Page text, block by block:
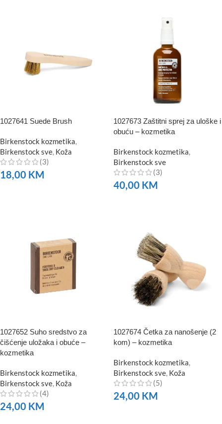
1027641 Suede Brush
Birkenstock kozmetika
Birkenstock sve Koža
(3)
18,00 KM
1027673 Zaštitni sprej za uloške i
obuću – kozmetika
Birkenstock kozmetika
Birkenstock sve
(3)
40,00 KM
1027652 Suho sredstvo za
čišćenje uložaka i obuće –
kozmetika
Birkenstock kozmetika
Birkenstock sve Koža
(4)
24,00 KM
1027674 Četka za nanošenje (2
kom) – kozmetika
Birkenstock kozmetika
Birkenstock sve Koža
(5)
24,00 KM